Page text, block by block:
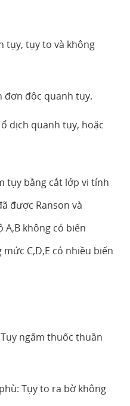
tụy, tụy to và không
đơn độc quanh tụy.
dịch quanh tụy, hoặc
tụy bằng cắt lớp vi tính
được Ranson và
A,B không có biến
C,D,E có nhiều biến
ngấm thuốc thuần
Tụy to ra bờ không